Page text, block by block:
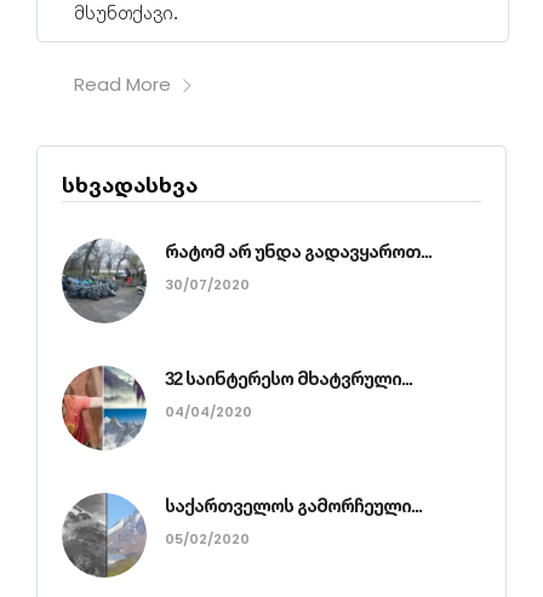
მსუნთქავი.
Read More
სხვადასხვა
რატომ არ უნდა გადავყაროთ...
30/07/2020
32 საინტერესო მხატვრული...
04/04/2020
საქართველოს გამორჩეული...
05/02/2020